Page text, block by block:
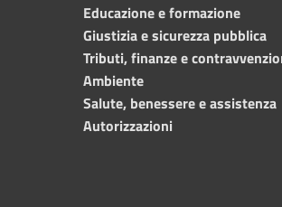
Educazione e formazione
Giustizia e sicurezza pubblica
Tributi, finanze e
Ambiente
Salute, benessere e assistenza
Autorizzazioni